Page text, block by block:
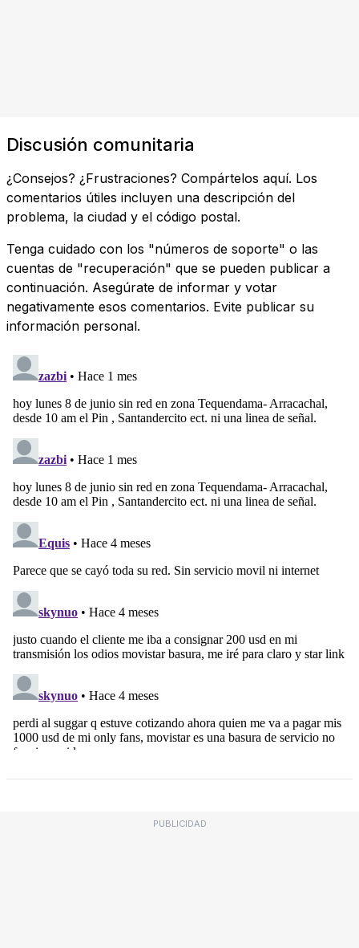
Discusión comunitaria
¿Consejos? ¿Frustraciones? Compártelos aquí. Los
comentarios útiles incluyen una descripción del
problema, la ciudad y el código postal.
Tenga cuidado con los "números de soporte" o las
cuentas de "recuperación" que se pueden publicar a
continuación. Asegúrate de informar y votar
negativamente esos comentarios. Evite publicar su
información personal.
PUBLICIDAD